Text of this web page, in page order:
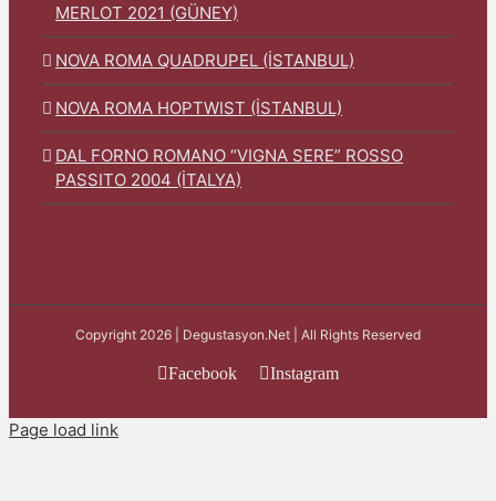
MERLOT 2021 (GÜNEY)
NOVA ROMA QUADRUPEL (İSTANBUL)
NOVA ROMA HOPTWIST (İSTANBUL)
DAL FORNO ROMANO “VIGNA SERE” ROSSO
PASSITO 2004 (İTALYA)
Copyright 2026 | Degustasyon.Net | All Rights Reserved
Facebook Instagram
Page load link